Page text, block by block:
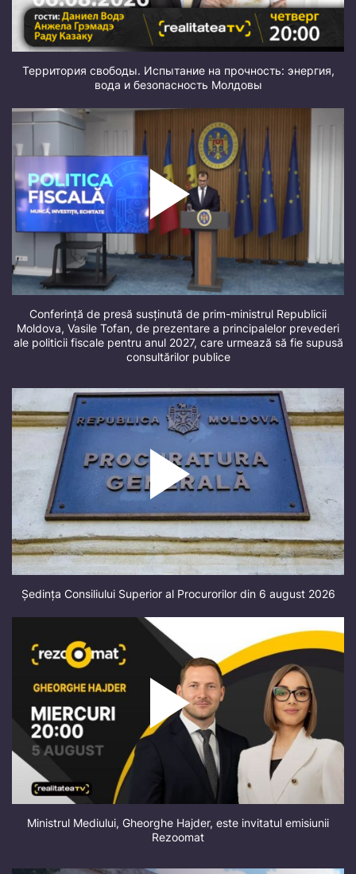
Территория свободы. Испытание на прочность: энергия,
вода и безопасность Молдовы
Conferință de presă susținută de prim-ministrul Republicii
Moldova, Vasile Tofan, de prezentare a principalelor prevederi
ale politicii fiscale pentru anul 2027, care urmează să fie supusă
consultărilor publice
Ședința Consiliului Superior al Procurorilor din 6 august 2026
Ministrul Mediului, Gheorghe Hajder, este invitatul emisiunii
Rezoomat